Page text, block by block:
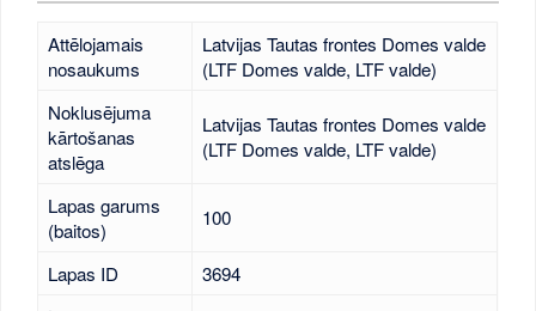
Attēlojamais
nosaukums
Latvijas Tautas frontes Domes valde
(LTF Domes valde, LTF valde)
Noklusējuma
kārtošanas
atslēga
Latvijas Tautas frontes Domes valde
(LTF Domes valde, LTF valde)
Lapas garums
(baitos)
100
Lapas ID
3694